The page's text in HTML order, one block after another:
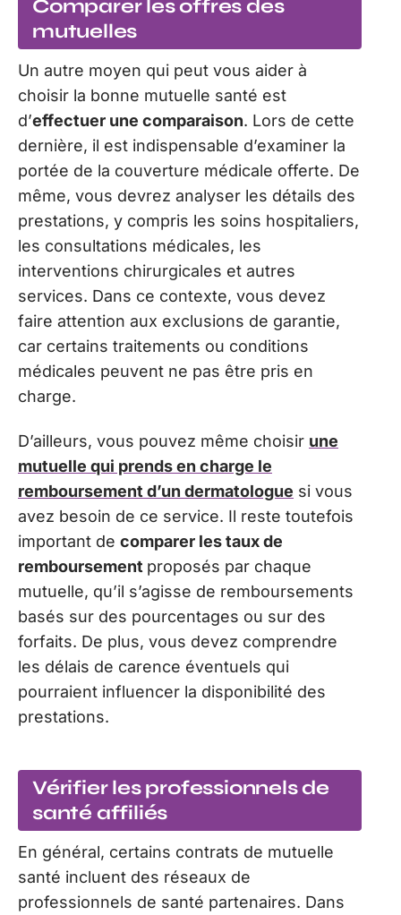
Comparer les offres des
mutuelles
Un autre moyen qui peut vous aider à
choisir la bonne mutuelle santé est
d’effectuer une comparaison. Lors de cette
dernière, il est indispensable d’examiner la
portée de la couverture médicale offerte. De
même, vous devrez analyser les détails des
prestations, y compris les soins hospitaliers,
les consultations médicales, les
interventions chirurgicales et autres
services. Dans ce contexte, vous devez
faire attention aux exclusions de garantie,
car certains traitements ou conditions
médicales peuvent ne pas être pris en
charge.
D’ailleurs, vous pouvez même choisir une
mutuelle qui prends en charge le
remboursement d’un dermatologue si vous
avez besoin de ce service. Il reste toutefois
important de comparer les taux de
remboursement proposés par chaque
mutuelle, qu’il s’agisse de remboursements
basés sur des pourcentages ou sur des
forfaits. De plus, vous devez comprendre
les délais de carence éventuels qui
pourraient influencer la disponibilité des
prestations.
Vérifier les professionnels de
santé affiliés
En général, certains contrats de mutuelle
santé incluent des réseaux de
professionnels de santé partenaires. Dans